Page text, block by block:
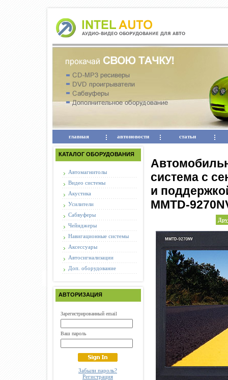
главная автоновости статьи
КАТАЛОГ ОБОРУДОВАНИЯ
Автомагнитолы
Видео системы
Акустика
Усилители
Сабвуферы
Чейнджеры
Навигационные системы
Аксессуары
Автосигнализации
Доп. оборудование
АВТОРИЗАЦИЯ
Зарегистрированный email
Ваш пароль
Забыли пароль?
Регистрация
система с
и
MMTD-